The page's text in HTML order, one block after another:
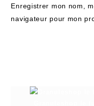
Enregistrer mon nom,
navigateur pour mon